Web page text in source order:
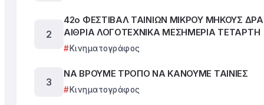
42ο ΦΕΣΤΙΒΑΛ ΤΑΙΝΙΩΝ ΜΙΚΡΟΥ ΜΗΚΟΥΣ
ΑΙΘΡΙΑ ΛΟΓΟΤΕΧΝΙΚΑ ΜΕΣΗΜΕΡΙΑ ΤΕΤΑΡΤΗ
Κινηματογράφος
ΝΑ ΒΡΟΥΜΕ ΤΡΟΠΟ ΝΑ ΚΑΝΟΥΜΕ ΤΑΙΝΙΕΣ
Κινηματογράφος